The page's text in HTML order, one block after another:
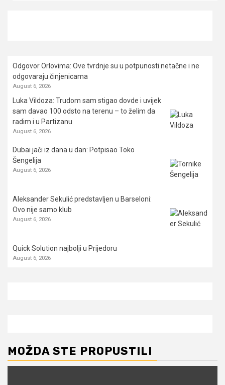
Odgovor Orlovima: ​Ove tvrdnje su u potpunosti netačne i ne
odgovaraju činjenicama
August 6, 2026
Luka Vildoza: Trudom sam stigao dovde i uvijek
sam davao 100 odsto na terenu – to želim da
radim i u Partizanu
August 6, 2026
Dubai jači iz dana u dan: Potpisao Toko
Šengelija
August 6, 2026
Aleksander Sekulić predstavljen u Barseloni:
Ovo nije samo klub
August 6, 2026
Quick Solution najbolji u Prijedoru
August 6, 2026
MOŽDA STE PROPUSTILI